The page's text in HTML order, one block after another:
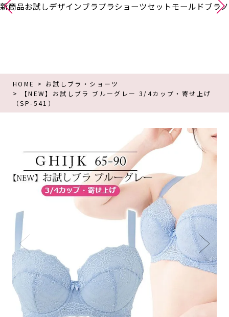
新商品お試しデザインブラブラショーツセットモールドブラ
HOME
お試しブラ・ショーツ
【NEW】お試しブラ ブルーグレー 3/4カップ・寄せ上げ
（SP-541）